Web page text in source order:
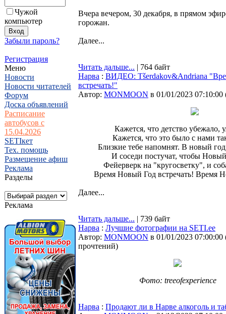
Чужой
компьютер
Забыли пароль?
Регистрация
Меню
Новости
Новости читателей
Форум
Доска объявлений
Расписание
автобусов с
15.04.2026
SETIкет
Тех. помощь
Размещение афиш
Реклама
Разделы
Реклама
Вчера вечером, 30 декабря, в прямом
горожан.
Далее...
Читать дальше... | 764 байт
Нарва : ВИДЕО: Tšerdakov&Andriana
встречать!"
Автор: MONMOON в 01/01/2023 07:10:00
Кажется, что детство убежало,
Кажется, что это было с нами
Близкие тебе напомнят. В новый
И соседи постучат, чтобы Новый
Фейерверк на "кругосветку", и
Время Новый Год встречать! Время
Далее...
Читать дальше... | 739 байт
Нарва : Лучшие фотографии на SETI.ee
Автор: MONMOON в 01/01/2023 07:00:00
прочтений)
Фото: treeofexperience
Нарва : Продают ли в Нарве алкоголь и